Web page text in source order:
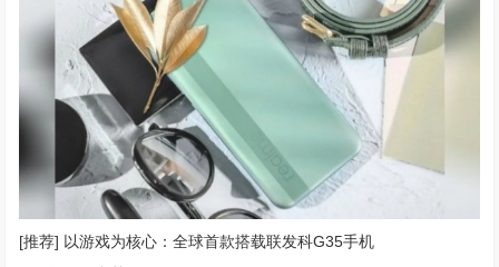
[推荐] 以游戏为核心：全球首款搭载联发科G35手机